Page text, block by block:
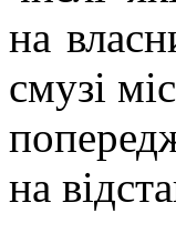
на
смузі
на